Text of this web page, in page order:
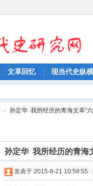
文革回忆 现当代史纵横
› 孙定华 我所经历的青海文革“六
孙定华 我所经历的青海
发表于 2015-8-21 10:59:55